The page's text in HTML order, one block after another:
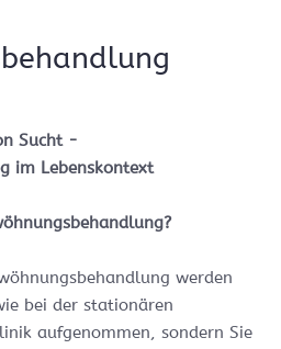
Sucht -
im Lebenskontext
werden
bei der stationären
aufgenommen, sondern Sie